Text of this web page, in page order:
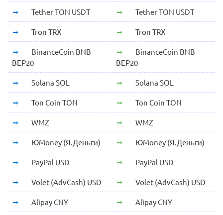
Tether TON USDT Tether TON USDT
Tron TRX Tron TRX
BinanceCoin BNB
BEP20
BinanceCoin BNB
BEP20
Solana SOL Solana SOL
Ton Coin TON Ton Coin TON
WMZ WMZ
ЮMoney (Я.Деньги) ЮMoney (Я.Деньги)
PayPal USD PayPal USD
Volet (AdvCash) USD Volet (AdvCash) USD
Alipay CNY Alipay CNY